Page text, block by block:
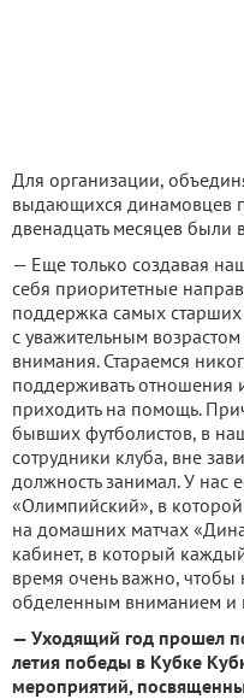
Для организации,
выдающихся динамовцев
двенадцать месяцев
— Еще только создавая
себя приоритетные
поддержка самых
с уважительным
внимания. Стараемся
поддерживать отношения
приходить на помощь.
бывших футболистов, в
сотрудники клуба, вне
должность занимал. У нас
«Олимпийский», в
на домашних матчах
кабинет, в который
время очень важно, чтобы
обделенным вниманием и
— Уходящий год прошел
летия победы в Кубке
мероприятий,